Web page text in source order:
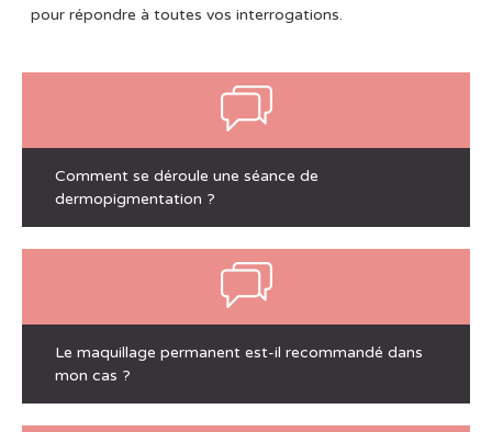
pour répondre à toutes vos interrogations.
Comment se déroule une séance de
dermopigmentation ?
Le maquillage permanent est-il recommandé dans
mon cas ?